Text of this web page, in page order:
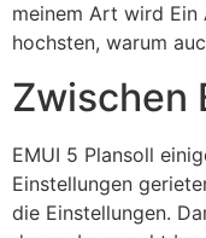
meinem Art wird Ein
hochsten, warum
Zwischen
EMUI 5 Plansoll
Einstellungen
die Einstellungen.